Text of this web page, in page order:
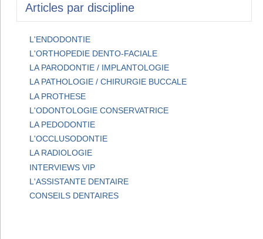
Articles par discipline
L'ENDODONTIE
L'ORTHOPEDIE DENTO-FACIALE
LA PARODONTIE / IMPLANTOLOGIE
LA PATHOLOGIE / CHIRURGIE BUCCALE
LA PROTHESE
L'ODONTOLOGIE CONSERVATRICE
LA PEDODONTIE
L'OCCLUSODONTIE
LA RADIOLOGIE
INTERVIEWS VIP
L'ASSISTANTE DENTAIRE
CONSEILS DENTAIRES